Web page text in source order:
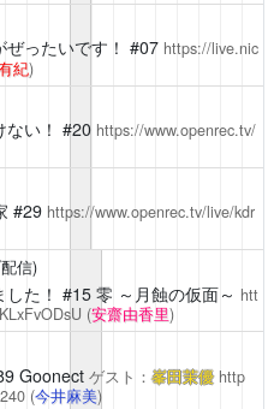
ったいです！ #07 https://live.nic
紀)
い！ #20 https://www.openrec.tv/
#29 https://www.openrec.tv/live/kdr
信)
た！ #15 零 ～月蝕の仮面～ htt
(安齋由香里)
Goonect ゲスト：峯田茉優 http
(今井麻美)